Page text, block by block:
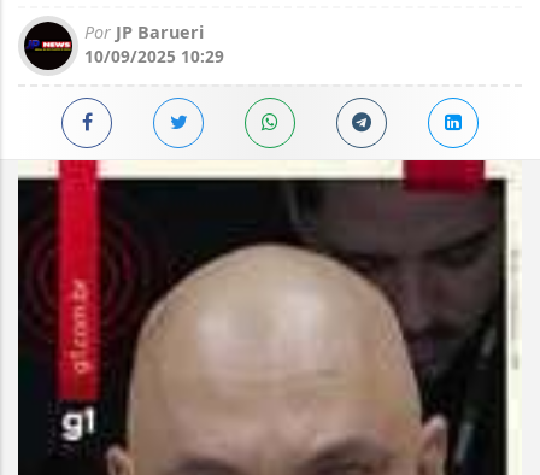
Por JP Barueri
10/09/2025 10:29